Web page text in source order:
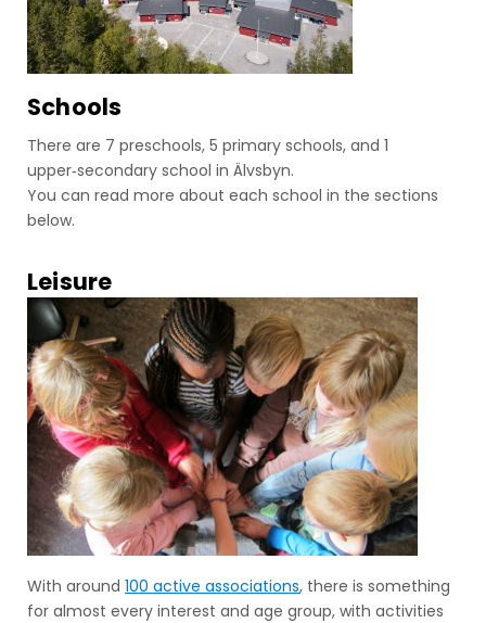
Schools
There are 7 preschools, 5 primary schools, and 1
upper‑secondary school in Älvsbyn.
You can read more about each school in the sections
below.
Leisure
With around 100 active associations, there is something
for almost every interest and age group, with activities